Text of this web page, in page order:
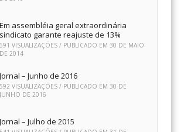
Em assembléia geral extraordinária
sindicato garante reajuste de 13%
691 VISUALIZAÇÕES / PUBLICADO EM30 DE MAIO
DE 2014
Jornal – Junho de 2016
592 VISUALIZAÇÕES / PUBLICADO EM30 DE
JUNHO DE 2016
Jornal – Julho de 2015